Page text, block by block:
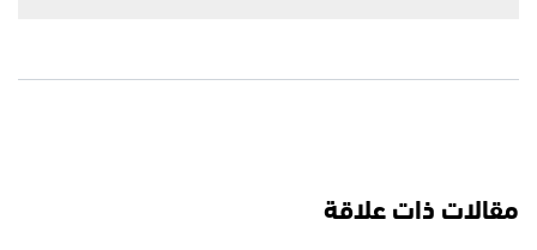
مقالات ذات علاقة